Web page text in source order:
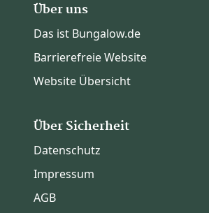
Über uns
Das ist Bungalow.de
Barrierefreie Website
Website Übersicht
Über Sicherheit
Datenschutz
Impressum
AGB